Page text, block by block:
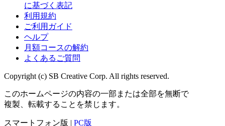
に基づく表記
利用規約
ご利用ガイド
ヘルプ
月額コースの解約
よくあるご質問
Copyright (c) SB Creative Corp. All rights reserved.
このホームページの内容の一部または全部を無断で
複製、転載することを禁じます。
スマートフォン版 | PC版